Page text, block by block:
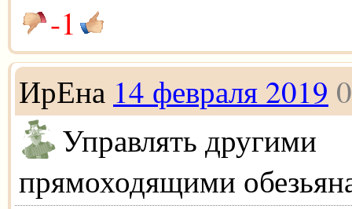
-1
ИрЕна 14 февраля 2019
Управлять другими
прямоходящими